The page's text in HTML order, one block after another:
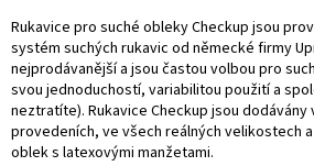
Rukavice pro suché obleky Checkup jsou
systém suchých rukavic od německé firmy
nejprodávanější a jsou častou volbou pro
svou jednoduchostí, variabilitou použití a
neztratíte). Rukavice Checkup jsou
provedeních, ve všech reálných velikostech
oblek s latexovými manžetami.